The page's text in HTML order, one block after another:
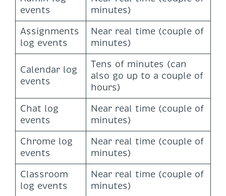
events
minutes)
Assignments
log events
Near real time (couple of
minutes)
Calendar log
events
Tens of minutes (can
also go up to a couple of
hours)
Chat log
events
Near real time (couple of
minutes)
Chrome log
events
Near real time (couple of
minutes)
Classroom
log events
Near real time (couple of
minutes)